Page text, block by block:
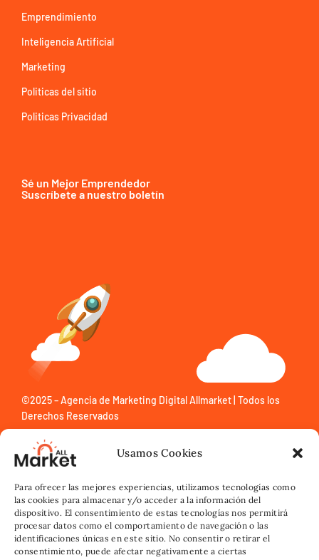
Usamos Cookies
Para ofrecer las mejores experiencias, utilizamos tecnologías como
las cookies para almacenar y/o acceder a la información del
dispositivo. El consentimiento de estas tecnologías nos permitirá
procesar datos como el comportamiento de navegación o las
identificaciones únicas en este sitio. No consentir o retirar el
consentimiento, puede afectar negativamente a ciertas
Emprendimiento
Inteligencia Artificial
Marketing
Politicas del sitio
Politicas Privacidad
Sé un Mejor Emprendedor
Suscríbete a nuestro boletín
©2025 –Agencia de Marketing Digital Allmarket | Todos los
Derechos Reservados